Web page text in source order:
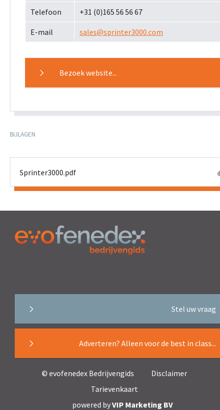
Telefoon +31 (0)165 56 56 67
E-mail sales@sprinter3000.com
Bezoek website...
BIJLAGEN
Sprinter3000.pdf
Stel uw vraag
Adverteren? Alleen voor de best in class...
© evofenedex Bedrijvengids
Disclaimer
Tarievenkaart
powered byVIP Marketing BV